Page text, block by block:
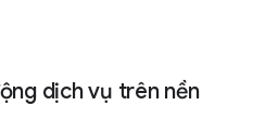
dịch vụ trên nền